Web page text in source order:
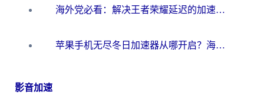
海外党必看：解决王者荣耀延迟的加速器终极指南——从EVE到猫和老鼠，一个工具全搞定
苹果手机无尽冬日加速器从哪开启？海外玩家的冬日生存指南
影音加速